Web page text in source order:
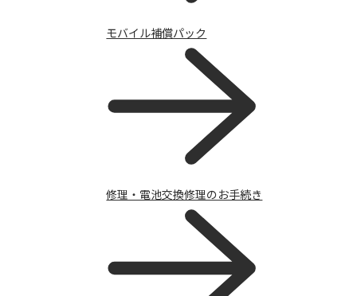
モバイル補償パック
修理・電池交換修理のお手続き